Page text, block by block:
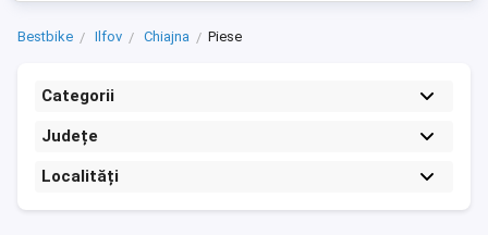
Bestbike Ilfov Chiajna Piese
Categorii
Județe
Localități